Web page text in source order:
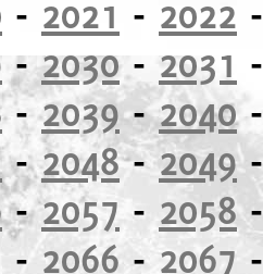
- 2021 - 2022
-2030- 2031
-2039-2040
-2048-2049
-2057 - 2058
- 2066 - 2067